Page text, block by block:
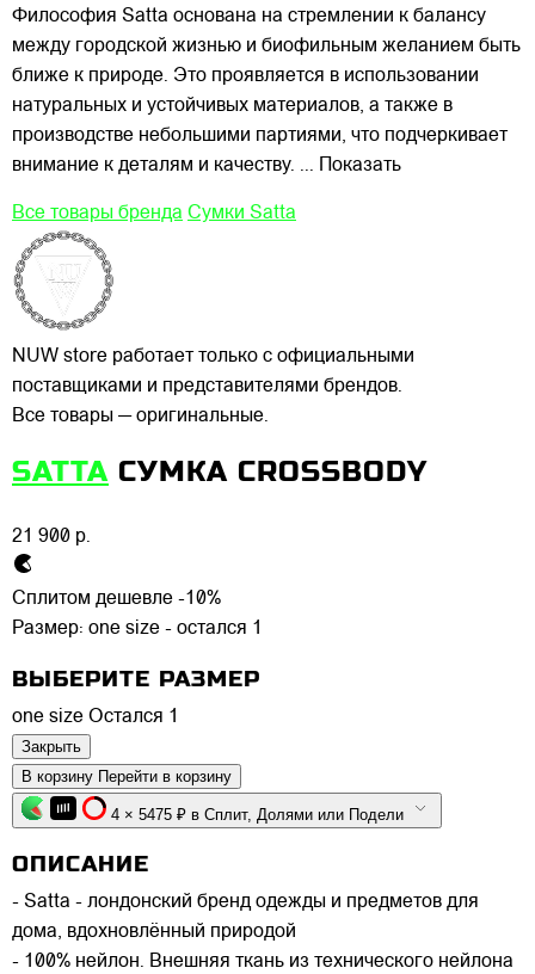
Философия Satta основана на стремлении к балансу
между городской жизнью и биофильным желанием быть
ближе к природе. Это проявляется в использовании
натуральных и устойчивых материалов, а также в
производстве небольшими партиями, что подчеркивает
внимание к деталям и качеству. ... Показать
Все товары бренда Сумки Satta
NUW store работает только с официальными
поставщиками и представителями брендов.
Все товары — оригинальные.
SATTA СУМКА CROSSBODY
21 900 р.
Сплитом дешевле -10%
Размер: one size - остался 1
ВЫБЕРИТЕ РАЗМЕР
one size Остался 1
Закрыть
В корзину Перейти в корзину
4 × 5475 ₽ в Сплит, Долями или Подели
ОПИСАНИЕ
- Satta - лондонский бренд одежды и предметов для
дома, вдохновлённый природой
- 100% нейлон. Внешняя ткань из технического нейлона